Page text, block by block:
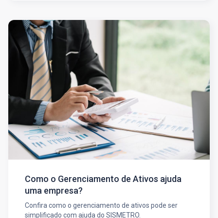
Como o Gerenciamento de Ativos ajuda
uma empresa?
Confira como o gerenciamento de ativos pode ser
simplificado com ajuda do SISMETRO.